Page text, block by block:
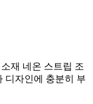
재 네온 스트립 조
디자인에 충분히 부